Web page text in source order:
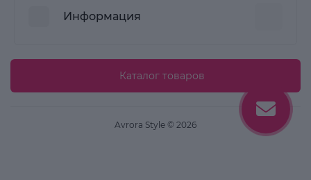
Информация
Пользовательское соглашение
Каталог товаров
Avrora Style © 2026